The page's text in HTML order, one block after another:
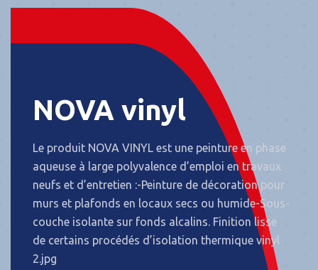
NOVA vinyl
Le produit NOVA VINYL est une peinture en phase
aqueuse à large polyvalence d’emploi en travaux
neufs et d’entretien :-Peinture de décoration pour
murs et plafonds en locaux secs ou humide-Sous-
couche isolante sur fonds alcalins. Finition lisse
de certains procédés d’isolation thermique vinyl
2.jpg